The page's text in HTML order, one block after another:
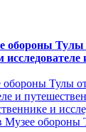
обороны
Тулы
и